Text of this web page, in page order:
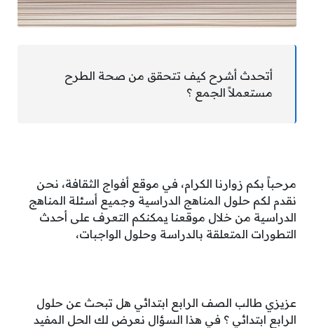
أتحدث أشرح كيف تتحقق من صحة الطرح
مستعملاً الجمع ؟
مرحباً بكم زوارنا الكرام، في موقع أفواج الثقافة، نحن
نقدم لكم حلول المناهج الدراسية وجميع أسئلة المناهج
الدراسية من خلال موقعنا يمكنكم التعرف على أحدث
التطورات المتعلقة بالدراسة وحلول الواجبات،
عزيزي طالب الصف الرابع ابتدائي هل تبحث عن حلول
الرابع ابتدائي ؟ في هذا السؤال نعرض لك الحل المفيد